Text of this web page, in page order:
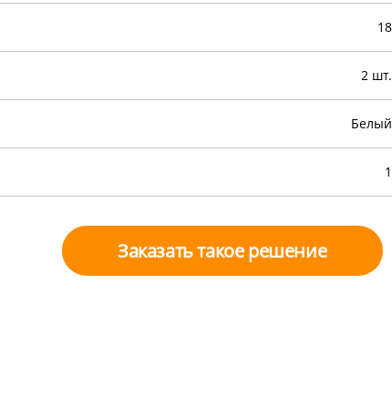
18
2 шт.
Белый
1
Заказать такое решение